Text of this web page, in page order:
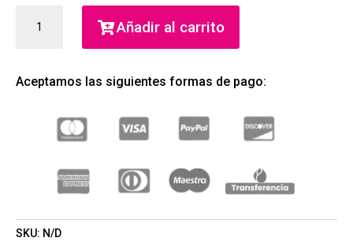
SOLEIL
(LANCOME)
(MUJER)
Añadir al carrito
Aceptamos las siguientes formas de pago:
SKU: N/D